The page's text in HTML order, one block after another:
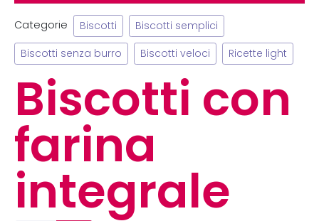
Categorie Biscotti Biscotti semplici
Biscotti senza burro Biscotti veloci Ricette light
Biscotti con
farina
integrale